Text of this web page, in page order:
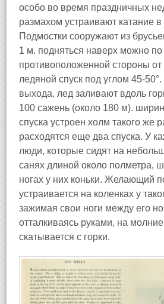
особо во время праздничных
размахом устраивают катание в
Подмостки сооружают из
1 м. подняться наверх можно по
противоположенной стороны
ледяной спуск под углом 45-50°.
выхода, лед заливают вдоль
100 сажень (около 180 м).
спуска устроен холм такого же
расходятся еще два спуска. У
люди, которые сидят на
санях длиной около полметра,
ногах у них коньки. Желающий
устраивается на коленках у
зажимая свои ноги между его
отталкиваясь руками, на
скатывается с горки.